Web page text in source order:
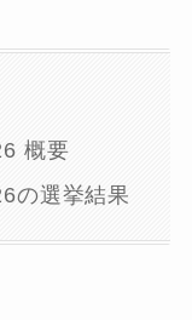
概要
の選挙結果